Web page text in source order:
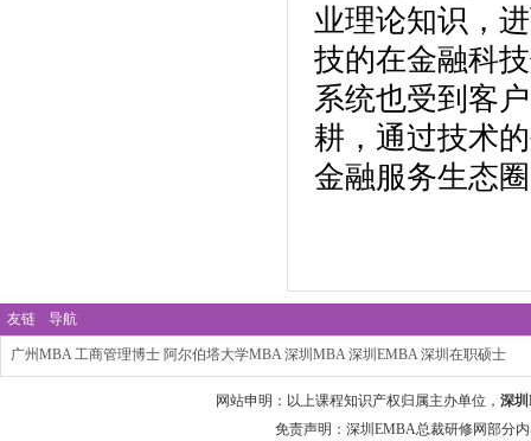
业理论知识，
技的在金融科
系统也受到客
耕，通过技术
金融服务生态
友链 导航
广州MBA 工商管理博士 阿尔伯塔大学MBA 深圳MBA 深圳EMBA 深圳在职硕士
网站申明：以上课程知识产权归属主办单位， 深
免责声明：深圳EMBA总裁研修网部分